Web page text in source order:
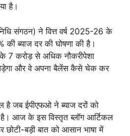
है।
संगठन) ने वित्त वर्ष 2025-26 के
की ब्याज दर की घोषणा की है।
7 करोड़ से अधिक नौकरीपेशा
पड़ेगा और वे अपना बैलेंस कैसे चेक कर
है जब ईपीएफओ ने ब्याज दरों को
है। आज के इस विस्तृत ब्लॉग आर्टिकल
बड़ी बात को आसान भाषा में